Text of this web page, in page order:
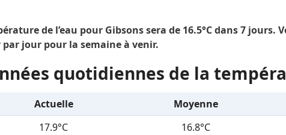
de l’eau pour Gibsons sera de 16.5°C dans 7 jours.
jour pour la semaine à venir.
quotidiennes de la
Actuelle Moyenne
17.9°C
16.8°C